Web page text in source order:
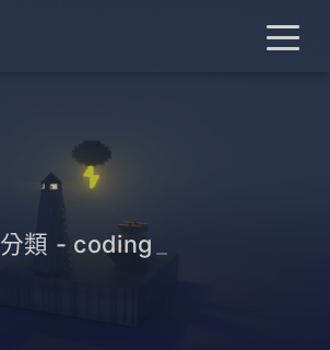
關於
分類 - coding